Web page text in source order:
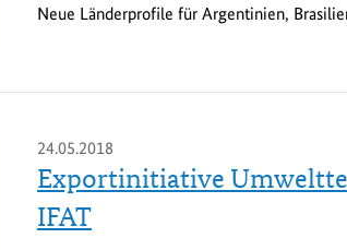
Neue Länderprofile für Argentinien,
24.05.2018
Exportinitiative
IFAT